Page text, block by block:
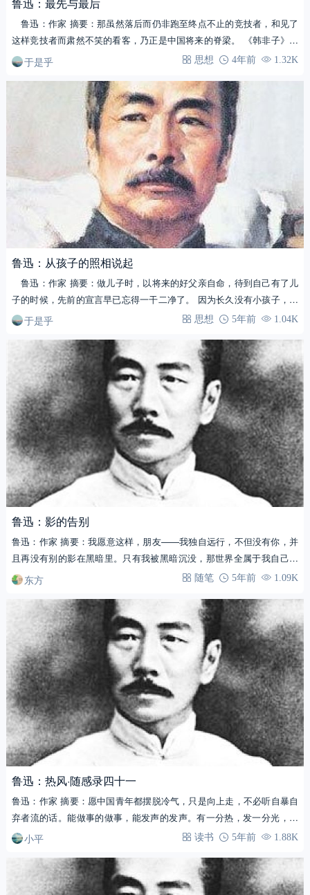
鲁迅：最先与最后
鲁迅：作家 摘要：那虽然落后而仍非跑至终点不止的竞技者，和见了
这样竞技者而肃然不笑的看客，乃正是中国将来的脊梁。 《韩非子》说
赛马…于是乎 思想 4年前 1.32K
鲁迅：从孩子的照相说起
鲁迅：作家 摘要：做儿子时，以将来的好父亲自命，待到自己有了儿
子的时候，先前的宣言早已忘得一干二净了。 因为长久没有小孩子，曾
有人…于是乎 思想 5年前 1.04K
鲁迅：影的告别
鲁迅：作家 摘要：我愿意这样，朋友——我独自远行，不但没有你，并
且再没有别的影在黑暗里。只有我被黑暗沉没，那世界全属于我自己。
人睡…
东方 随笔 5年前 1.09K
鲁迅：热风·随感录四十一
鲁迅：作家 摘要：愿中国青年都摆脱冷气，只是向上走，不必听自暴自
弃者流的话。能做事的做事，能发声的发声。有一分热，发一分光，就
令萤火一般，…
小平 读书 5年前 1.88K